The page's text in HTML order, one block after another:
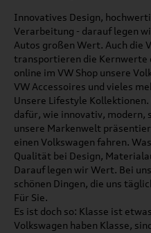
Innovatives Design,
Verarbeitung - darauf legen
Autos großen Wert. Auch die
transportieren die Kernwerte
online im VW Shop unsere
VW Accessoires und vieles
Unsere Lifestyle
dafür, wie innovativ, modern,
unsere Markenwelt
einen Volkswagen fahren.
Qualität bei Design,
Darauf legen wir Wert. Bei
schönen Dingen, die uns
Für Sie.
Es ist doch so: Klasse ist
Volkswagen haben Klasse,